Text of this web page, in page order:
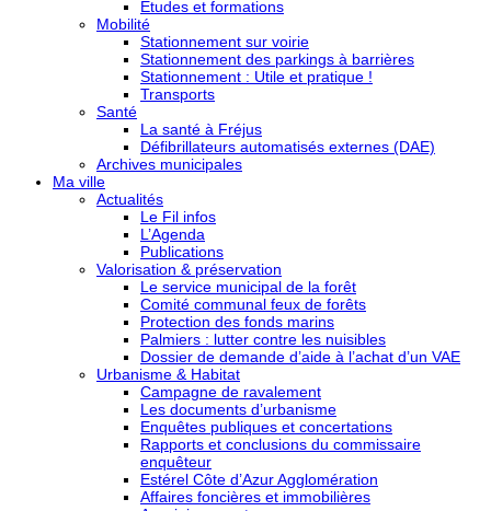
Etudes et formations
Mobilité
Stationnement sur voirie
Stationnement des parkings à barrières
Stationnement : Utile et pratique !
Transports
Santé
La santé à Fréjus
Défibrillateurs automatisés externes (DAE)
Archives municipales
Ma ville
Actualités
Le Fil infos
L’Agenda
Publications
Valorisation & préservation
Le service municipal de la forêt
Comité communal feux de forêts
Protection des fonds marins
Palmiers : lutter contre les nuisibles
Dossier de demande d’aide à l’achat d’un VAE
Urbanisme & Habitat
Campagne de ravalement
Les documents d’urbanisme
Enquêtes publiques et concertations
Rapports et conclusions du commissaire
enquêteur
Estérel Côte d’Azur Agglomération
Affaires foncières et immobilières